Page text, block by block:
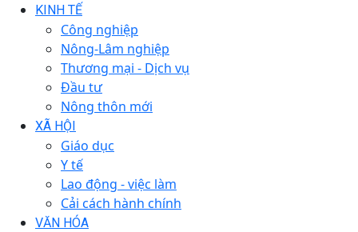
KINH TẾ
Công nghiệp
Nông-Lâm nghiệp
Thương mại - Dịch vụ
Đầu tư
Nông thôn mới
XÃ HỘI
Giáo dục
Y tế
Lao động - việc làm
Cải cách hành chính
VĂN HÓA